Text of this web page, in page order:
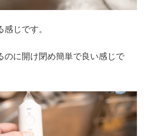
じです。
のに開け閉め簡単で良い感じで